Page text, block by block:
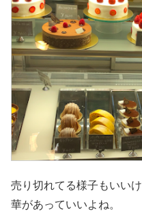
売り切れてる様子もいい
華があっていいよね。